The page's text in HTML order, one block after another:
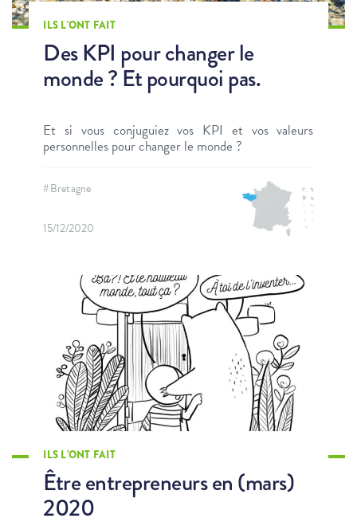
ILS L'ONT FAIT
Des KPI pour changer le
monde ? Et pourquoi pas.
Et si vous conjuguiez vos KPI et vos valeurs
personnelles pour changer le monde ?
#Bretagne
15/12/2020
ILS L'ONT FAIT
Être entrepreneurs en (mars)
2020